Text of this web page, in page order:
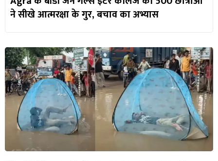
ने सीखे आत्मरक्षा के गुर, बचाव का अभ्यास